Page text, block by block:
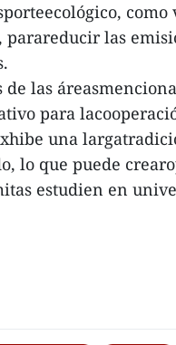
parareducir las
de las
para
una
lo que puede
estudien en